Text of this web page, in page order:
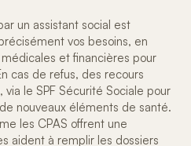
un assistant social est
vos besoins, en
et financières pour
cas de refus, des recours
le SPF Sécurité Sociale pour
nouveaux éléments de santé.
les CPAS offrent une
aident à remplir les dossiers